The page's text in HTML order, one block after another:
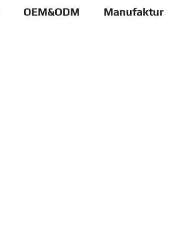
OEM&ODM Manufaktur